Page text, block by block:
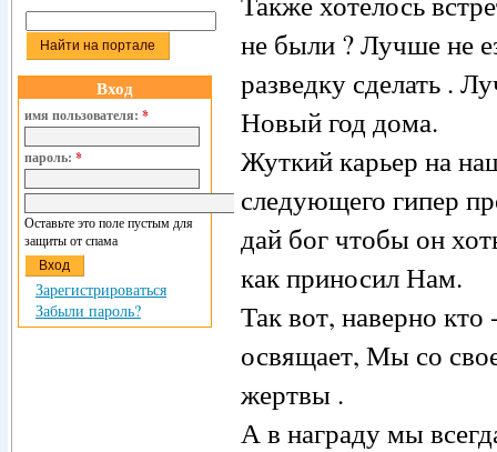
не были ? Лучше не
разведку сделать .
Новый год дома.
Жуткий карьер на
следующего гипер
дай бог чтобы он
как приносил Нам.
Так вот, наверно кто
освящает, Мы со
жертвы .
А в награду мы
Вход
имя пользователя: *
пароль: *
Оставьте это поле пустым для
защиты от спама
Зарегистрироваться
Забыли пароль?